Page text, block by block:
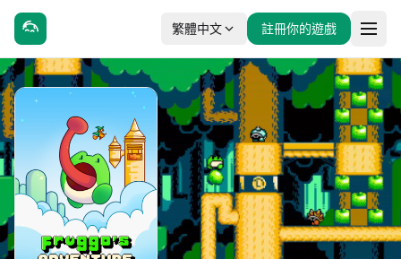
繁體中文 註冊你的遊戲